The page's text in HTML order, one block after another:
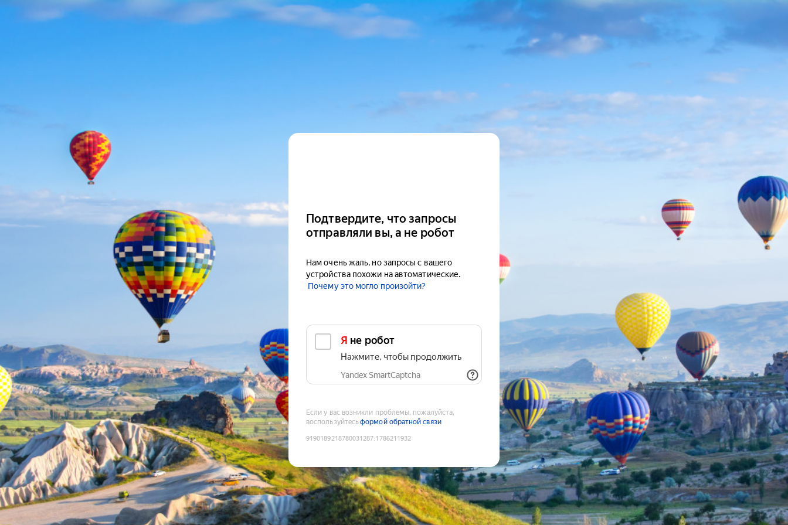
Подтвердите, что запросы
отправляли вы, а не робот
Нам очень жаль, но запросы с вашего
устройства похожи на автоматические.
Почему это могло произойти?
Я не робот
Нажмите, чтобы продолжить
Yandex SmartCaptcha
Если у вас возникли проблемы, пожалуйста,
воспользуйтесьформой обратной связи
9190189218780031287:1786211932